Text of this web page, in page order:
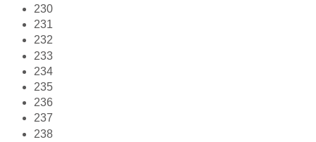
230
231
232
233
234
235
236
237
238